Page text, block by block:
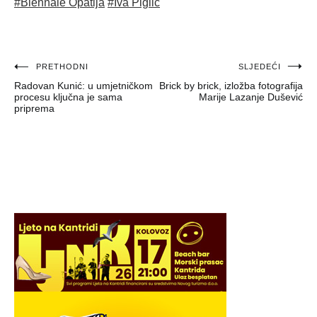
#Biennale Opatija #Iva Piglić
Navigacija
objava
PRETHODNI
Radovan Kunić: u umjetničkom
procesu ključna je sama
priprema
SLJEDEĆI
Brick by brick, izložba fotografija
Marije Lazanje Dušević